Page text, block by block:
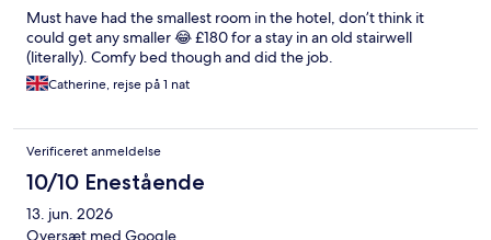
Must have had the smallest room in the hotel, don’t think it
could get any smaller 😂 £180 for a stay in an old stairwell
(literally). Comfy bed though and did the job.
Catherine, rejse på 1 nat
Verificeret anmeldelse
10/10 Enestående
13. jun. 2026
Oversæt med Google